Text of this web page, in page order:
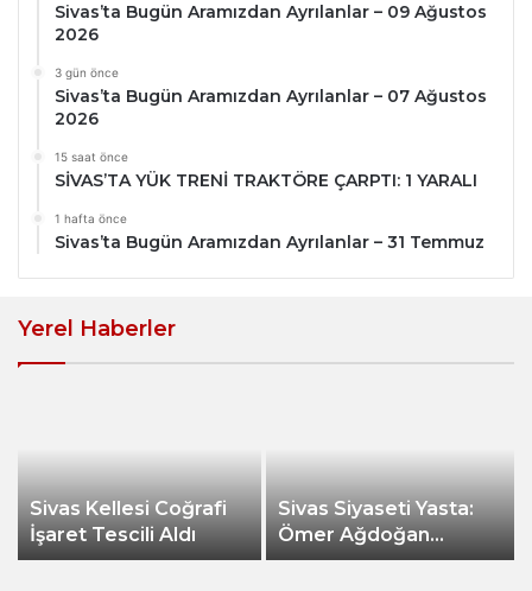
Sivas’ta Bugün Aramızdan Ayrılanlar – 09 Ağustos
2026
3 gün önce
Sivas’ta Bugün Aramızdan Ayrılanlar – 07 Ağustos
2026
15 saat önce
SİVAS’TA YÜK TRENİ TRAKTÖRE ÇARPTI: 1 YARALI
1 hafta önce
Sivas’ta Bugün Aramızdan Ayrılanlar – 31 Temmuz
Yerel Haberler
Sivas Kellesi Coğrafi
İşaret Tescili Aldı
Sivas Siyaseti Yasta:
Ömer Ağdoğan
Hayatını Kaybetti